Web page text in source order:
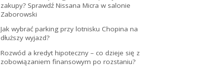
zakupy? Sprawdź Nissana Micra w salonie
Zaborowski
Jak wybrać parking przy lotnisku Chopina na
dłuższy wyjazd?
Rozwód a kredyt hipoteczny – co dzieje się z
zobowiązaniem finansowym po rozstaniu?